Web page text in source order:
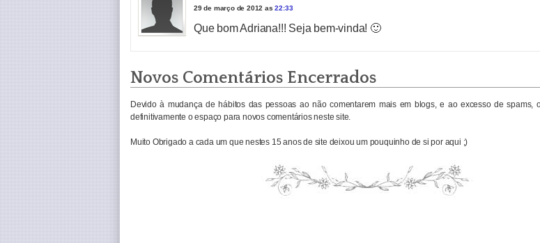
29 de março de 2012 as22:33
Que bom Adriana!!! Seja bem-vinda! 🙂
Novos Comentários Encerrados
Devido à mudança de hábitos das pessoas ao não comentarem mais em blogs, e ao excesso de spams,
definitivamente o espaço para novos comentários neste site.
Muito Obrigado a cada um que nestes 15 anos de site deixou um pouquinho de si por aqui ;)